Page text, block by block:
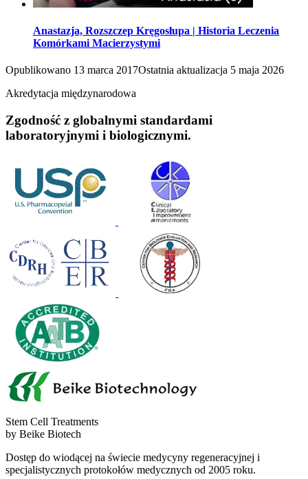
Anastazja, Rozszczep Kręgosłupa | Historia Leczenia
Komórkami Macierzystymi
Opublikowano 13 marca 2017Ostatnia aktualizacja 5 maja 2026
Akredytacja międzynarodowa
Zgodność z globalnymi standardami
laboratoryjnymi i biologicznymi.
Stem Cell Treatments
by Beike Biotech
Dostęp do wiodącej na świecie medycyny regeneracyjnej i
specjalistycznych protokołów medycznych od 2005 roku.